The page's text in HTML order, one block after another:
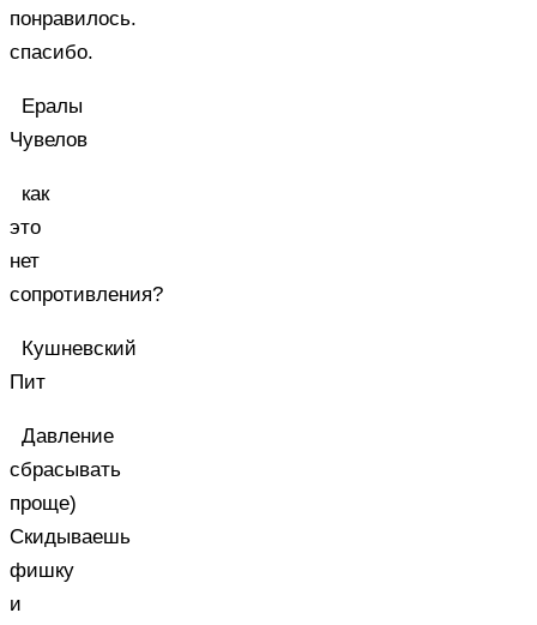
понравилось.
спасибо.
Ералы
Чувелов
как
это
нет
сопротивления?
Кушневский
Пит
Давление
сбрасывать
проще)
Скидываешь
фишку
и